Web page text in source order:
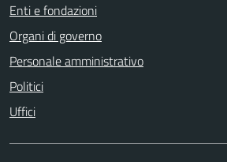
Enti e fondazioni
Organi di governo
Personale amministrativo
Politici
Uffici